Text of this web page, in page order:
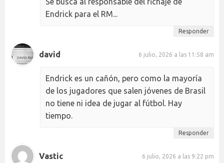
Endrick para el RM...
Responder
david 6 julio, 2026 a las 11:58 am
Endrick es un cañón, pero como la mayoría
de los jugadores que salen jóvenes de Brasil
no tiene ni idea de jugar al fútbol. Hay
tiempo.
Responder
Vastic 6 julio, 2026 a las 9:22 pm